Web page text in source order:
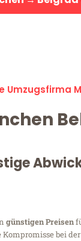
Umzugsfirma
günstigen Preisen
bei